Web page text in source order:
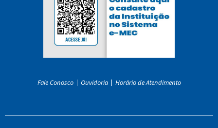
Fale Conosco Ouvidoria Horário de Atendimento